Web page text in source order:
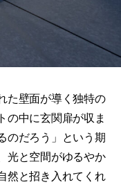
た壁面が導く独特の
の中に玄関扉が収ま
のだろう」という期
光と空間がゆるやか
然と招き入れてくれ